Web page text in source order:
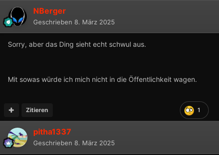
NBerger
Geschrieben 8. März 2025
Sorry, aber das Ding sieht echt schwul aus.
Mit sowas würde ich mich nicht in die Öffentlichkeit wagen.
1
Zitieren
pitha1337
Geschrieben 8. März 2025